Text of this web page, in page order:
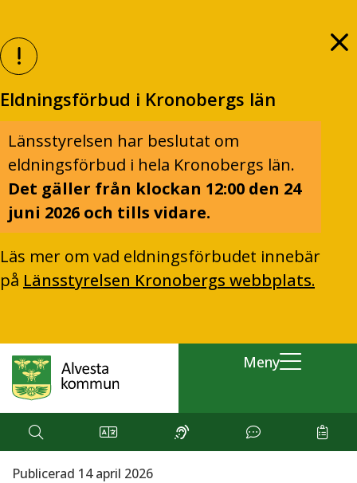
Eldningsförbud i Kronobergs län
Länsstyrelsen har beslutat om
eldningsförbud i hela Kronobergs län.
Det gäller från klockan 12:00 den 24
juni 2026 och tills vidare.
Läs mer om vad eldningsförbudet innebär
på Länsstyrelsen Kronobergs webbplats.
Meny
Publicerad 14 april 2026